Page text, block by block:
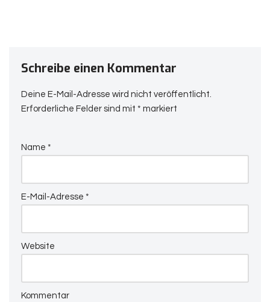
Schreibe einen Kommentar
Deine E-Mail-Adresse wird nicht veröffentlicht.
Erforderliche Felder sind mit * markiert
Name *
E-Mail-Adresse *
Website
Kommentar